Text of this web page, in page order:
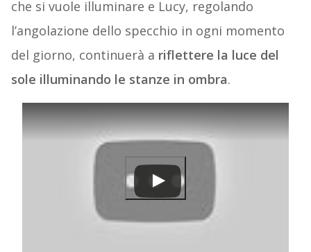
che si vuole illuminare e Lucy, regolando
l’angolazione dello specchio in ogni momento
del giorno, continuerà a riflettere la luce del
sole illuminando le stanze in ombra.